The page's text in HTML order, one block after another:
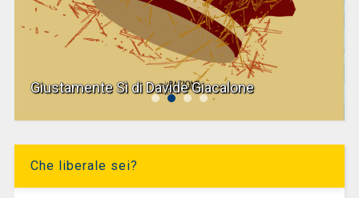
Giustamente Sì di Davide Giacalone
Che liberale sei?